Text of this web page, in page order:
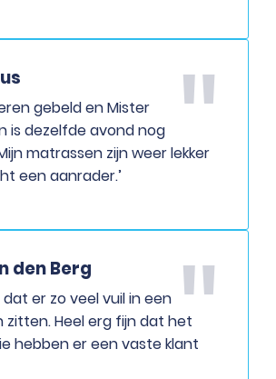
gebeld en Mister
is dezelfde avond nog
matrassen zijn weer lekker
een aanrader.’
den Berg
dat er zo veel vuil in een
zitten. Heel erg fijn dat het
hebben er een vaste klant